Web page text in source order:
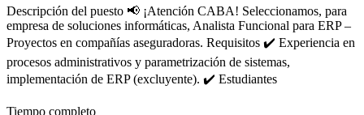
Descripción del puesto 📢 ¡Atención CABA! Seleccionamos, para
empresa de soluciones informáticas, Analista Funcional para ERP –
Proyectos en compañías aseguradoras. Requisitos ✔️ Experiencia en
procesos administrativos y parametrización de sistemas,
implementación de ERP (excluyente). ✔️ Estudiantes
Tiempo completo